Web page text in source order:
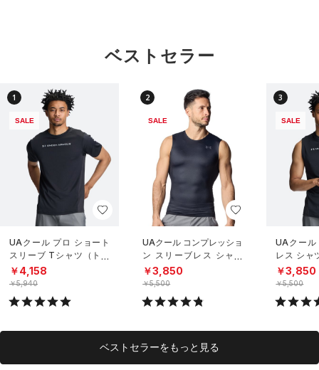
ベストセラー
1
SALE
UAクール プロ ショート
スリーブ Tシャツ（トレ
ーニング/MEN）
￥4,158
￥5,940
2
SALE
UAクール コンプレッショ
ン スリーブレス シャツ
（トレーニング/MEN）
￥3,850
￥5,500
3
SALE
UAクール
レス シャ
グ/MEN）
￥3,850
￥5,500
ベストセラーをもっと見る